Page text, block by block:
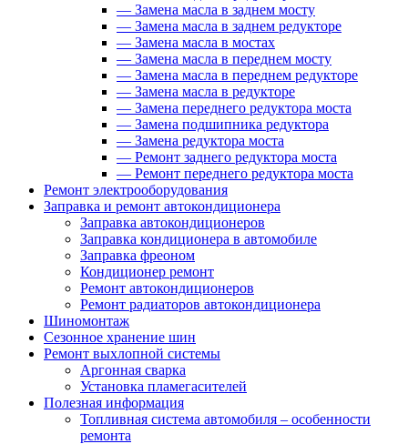
— Замена масла в заднем мосту
— Замена масла в заднем редукторе
— Замена масла в мостах
— Замена масла в переднем мосту
— Замена масла в переднем редукторе
— Замена масла в редукторе
— Замена переднего редуктора моста
— Замена подшипника редуктора
— Замена редуктора моста
— Ремонт заднего редуктора моста
— Ремонт переднего редуктора моста
Ремонт электрооборудования
Заправка и ремонт автокондиционера
Заправка автокондиционеров
Заправка кондиционера в автомобиле
Заправка фреоном
Кондиционер ремонт
Ремонт автокондиционеров
Ремонт радиаторов автокондиционера
Шиномонтаж
Сезонное хранение шин
Ремонт выхлопной системы
Аргонная сварка
Установка пламегасителей
Полезная информация
Топливная система автомобиля – особенности
ремонта